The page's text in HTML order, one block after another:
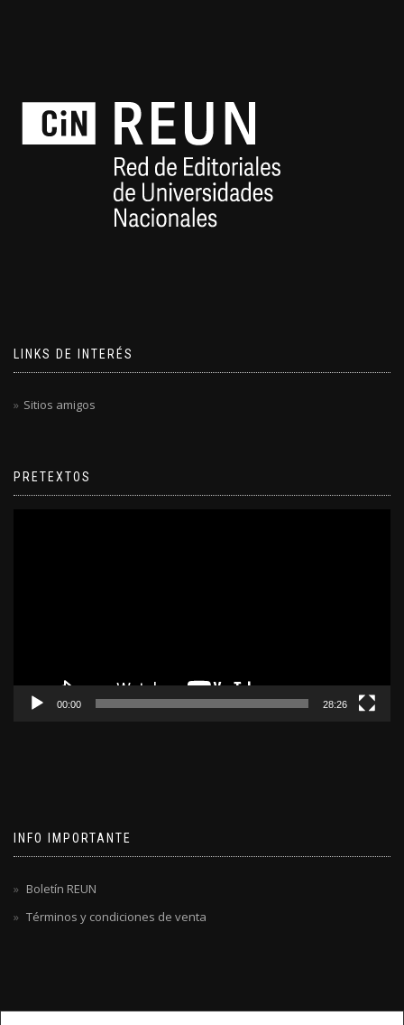
LINKS DE INTERÉS
Sitios amigos
PRETEXTOS
00:00 28:26
INFO IMPORTANTE
Boletín REUN
Términos y condiciones de venta